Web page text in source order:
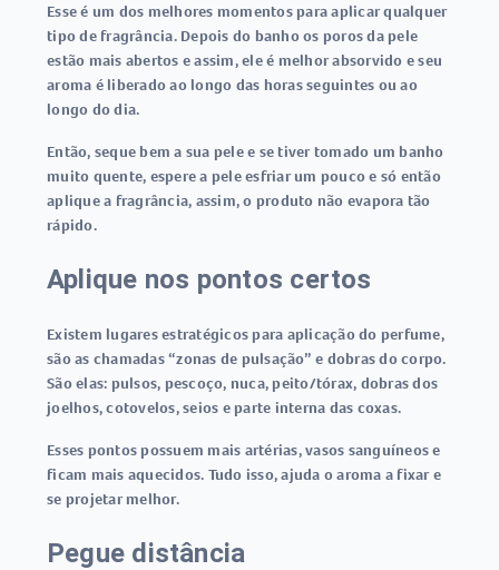
Esse é um dos melhores momentos para aplicar qualquer
tipo de fragrância. Depois do banho os poros da pele
estão mais abertos e assim, ele é melhor absorvido e seu
aroma é liberado ao longo das horas seguintes ou ao
longo do dia.
Então, seque bem a sua pele e se tiver tomado um banho
muito quente, espere a pele esfriar um pouco e só então
aplique a fragrância, assim, o produto não evapora tão
rápido.
Aplique nos pontos certos
Existem lugares estratégicos para aplicação do perfume,
são as chamadas “zonas de pulsação” e dobras do corpo.
São elas: pulsos, pescoço, nuca, peito/tórax, dobras dos
joelhos, cotovelos, seios e parte interna das coxas.
Esses pontos possuem mais artérias, vasos sanguíneos e
ficam mais aquecidos. Tudo isso, ajuda o aroma a fixar e
se projetar melhor.
Pegue distância